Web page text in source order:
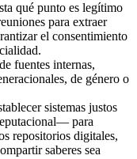
qué punto es legítimo
para extraer
el consentimiento
fuentes internas,
de género o
sistemas justos
para
repositorios digitales,
saberes sea